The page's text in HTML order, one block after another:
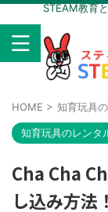
STEAM教育
HOME > 知育玩具
知育玩具のレンタ
Cha Cha
し込み方法